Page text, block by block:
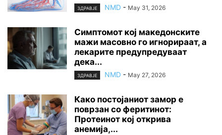
ЗДРАВЈЕ NMD - May 31, 2026
Симптомот кој македонските
мажи масовно го игнорираат, а
лекарите предупредуваат
дека...
ЗДРАВЈЕ NMD - May 27, 2026
Како постојаниот замор е
поврзан со феритинот:
Протеинот кој открива
анемија,...